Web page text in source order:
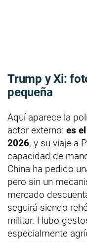
Trump y Xi:
pequeña
Aquí aparece la
actor externo: es
2026, y su viaje a
capacidad de
China ha pedido
pero sin un
mercado
seguirá siendo
militar. Hubo
especialmente